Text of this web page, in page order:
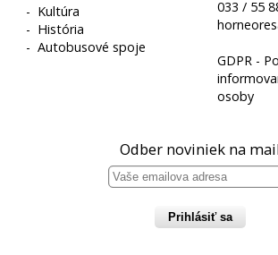
- Kultúra
- História
-Autobusové spoje
033 / 55
GDPR -
osoby
Odber noviniek na
Prihlásiť sa